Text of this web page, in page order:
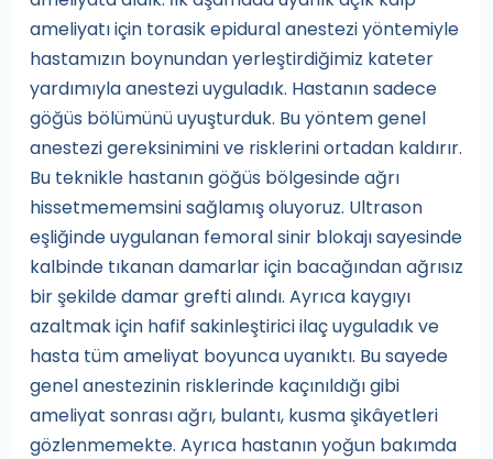
ameliyatı için torasik epidural anestezi yöntemiyle
hastamızın boynundan yerleştirdiğimiz kateter
yardımıyla anestezi uyguladık. Hastanın sadece
göğüs bölümünü uyuşturduk. Bu yöntem genel
anestezi gereksinimini ve risklerini ortadan kaldırır.
Bu teknikle hastanın göğüs bölgesinde ağrı
hissetmememsini sağlamış oluyoruz. Ultrason
eşliğinde uygulanan femoral sinir blokajı sayesinde
kalbinde tıkanan damarlar için bacağından ağrısız
bir şekilde damar grefti alındı. Ayrıca kaygıyı
azaltmak için hafif sakinleştirici ilaç uyguladık ve
hasta tüm ameliyat boyunca uyanıktı. Bu sayede
genel anestezinin risklerinde kaçınıldığı gibi
ameliyat sonrası ağrı, bulantı, kusma şikâyetleri
gözlenmemekte. Ayrıca hastanın yoğun bakımda